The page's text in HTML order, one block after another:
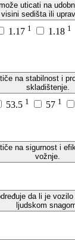
uticati na
visini sedišta ili
1.17 1 1.18 1
na stabilnost i
skladištenje.
53.5 1 57 1
na sigurnost i
vožnje.
da li je
ljudskom